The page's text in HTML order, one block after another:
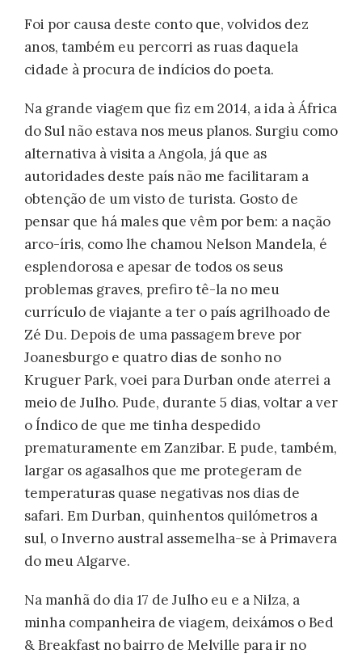
Foi por causa deste conto que, volvidos dez
anos, também eu percorri as ruas daquela
cidade à procura de indícios do poeta.
Na grande viagem que fiz em 2014, a ida à África
do Sul não estava nos meus planos. Surgiu como
alternativa à visita a Angola, já que as
autoridades deste país não me facilitaram a
obtenção de um visto de turista. Gosto de
pensar que há males que vêm por bem: a nação
arco-íris, como lhe chamou Nelson Mandela, é
esplendorosa e apesar de todos os seus
problemas graves, prefiro tê-la no meu
currículo de viajante a ter o país agrilhoado de
Zé Du. Depois de uma passagem breve por
Joanesburgo e quatro dias de sonho no
Kruguer Park, voei para Durban onde aterrei a
meio de Julho. Pude, durante 5 dias, voltar a ver
o Índico de que me tinha despedido
prematuramente em Zanzibar. E pude, também,
largar os agasalhos que me protegeram de
temperaturas quase negativas nos dias de
safari. Em Durban, quinhentos quilómetros a
sul, o Inverno austral assemelha-se à Primavera
do meu Algarve.
Na manhã do dia 17 de Julho eu e a Nilza, a
minha companheira de viagem, deixámos o Bed
& Breakfast no bairro de Melville para ir no